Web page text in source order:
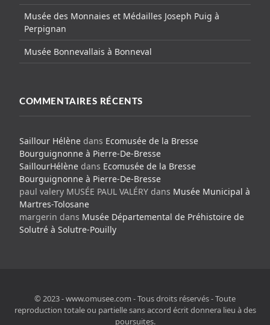
Musée des Monnaies et Médailles Joseph Puig à
Perpignan
Musée Bonnevallais à Bonneval
COMMENTAIRES RÉCENTS
Saillour Hélène dans Ecomusée de la Bresse
Bourguignonne à Pierre-De-Bresse
SaillourHélène dans Ecomusée de la Bresse
Bourguignonne à Pierre-De-Bresse
paul valery MUSÉE PAUL VALÉRY dans Musée Municipal à
Martres-Tolosane
margerin dans Musée Départemental de Préhistoire de
Solutré à Solutre-Pouilly
© 2023 - www.omusee.com - Tous droits réservés - Toute
reproduction totale ou partielle sans accord écrit donnera lieu à des
poursuites.